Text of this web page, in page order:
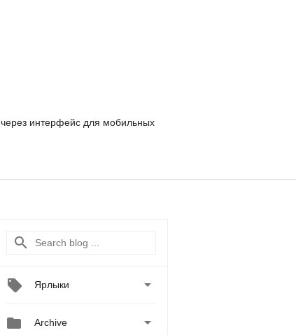
через интерфейс для мобильных
Ярлыки 
 Archive 